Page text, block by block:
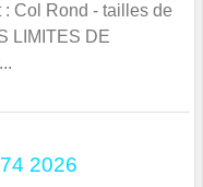
Col Rond - tailles de
LIMITES DE
2026